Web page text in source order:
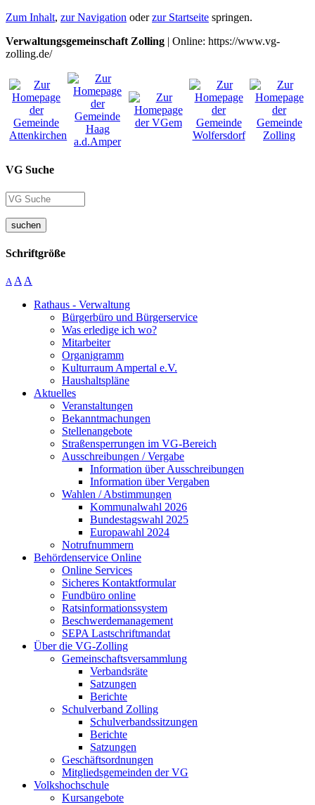
Zum Inhalt, zur Navigation oderzur Startseite springen.
Verwaltungsgemeinschaft Zolling | Online: https://www.vg-
zolling.de/
VG Suche
suchen
Schriftgröße
A A A
Rathaus - Verwaltung
Bürgerbüro und Bürgerservice
Was erledige ich wo?
Mitarbeiter
Organigramm
Kulturraum Ampertal e.V.
Haushaltspläne
Aktuelles
Veranstaltungen
Bekanntmachungen
Stellenangebote
Straßensperrungen im VG-Bereich
Ausschreibungen / Vergabe
Information über Ausschreibungen
Information über Vergaben
Wahlen / Abstimmungen
Kommunalwahl 2026
Bundestagswahl 2025
Europawahl 2024
Notrufnummern
Behördenservice Online
Online Services
Sicheres Kontaktformular
Fundbüro online
Ratsinformationssystem
Beschwerdemanagement
SEPA Lastschriftmandat
Über die VG-Zolling
Gemeinschaftsversammlung
Verbandsräte
Satzungen
Berichte
Schulverband Zolling
Schulverbandssitzungen
Berichte
Satzungen
Geschäftsordnungen
Mitgliedsgemeinden der VG
Volkshochschule
Kursangebote